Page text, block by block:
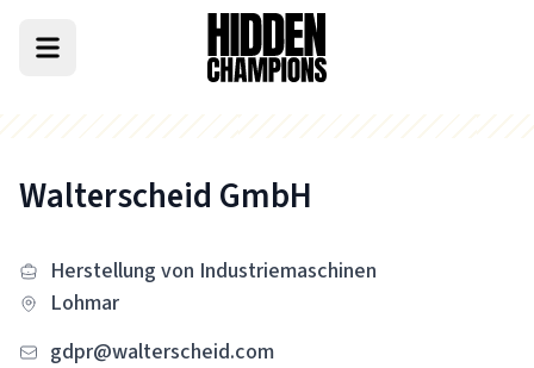
Walterscheid GmbH
Herstellung von Industriemaschinen
Lohmar
gdpr@walterscheid.com